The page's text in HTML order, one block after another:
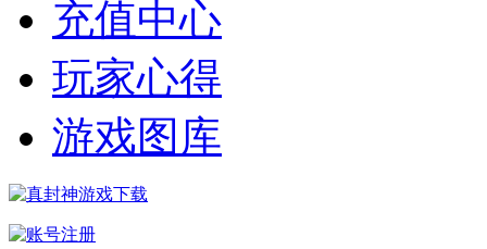
充值中心
玩家心得
游戏图库